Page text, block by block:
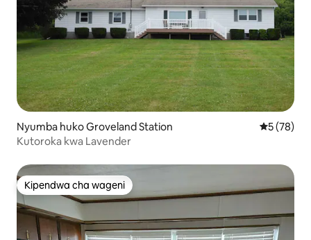
Nyumba huko Groveland Station Ukadiriaji
5 (78)
Kutoroka kwa Lavender
Kipendwa cha wageni
Kipendwa cha wageni